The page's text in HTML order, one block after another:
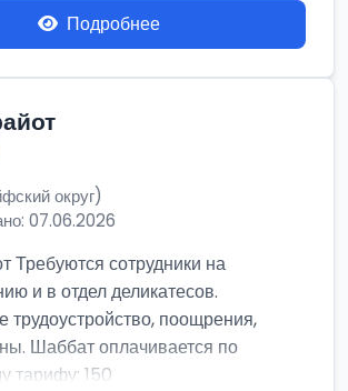
Подробнее
округ)
07.06.2026
Требуются сотрудники на
и в отдел деликатесов.
поощрения,
Шаббат оплачивается по
тарифу: 150